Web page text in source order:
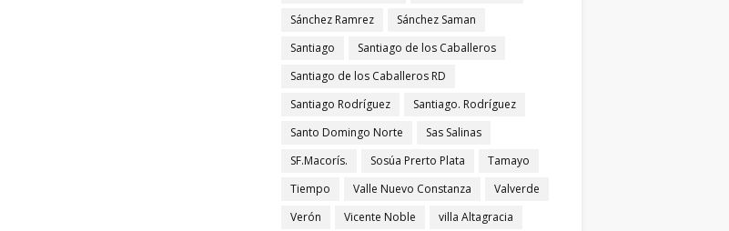
Sánchez Ramrez
Sánchez Saman
Santiago
Santiago de los Caballeros
Santiago de los Caballeros RD
Santiago Rodríguez
Santiago. Rodríguez
Santo Domingo Norte
Sas Salinas
SF.Macorís.
Sosúa Prerto Plata
Tamayo
Tiempo
Valle Nuevo Constanza
Valverde
Verón
Vicente Noble villa Altagracia